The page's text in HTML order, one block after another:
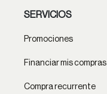
SERVICIOS
Promociones
Financiar mis compras
Compra recurrente